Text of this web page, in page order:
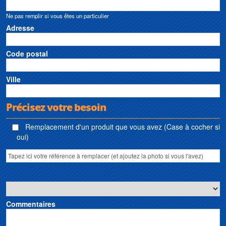
Ne pas remplir si vous êtes un particulier
Adresse
Code postal
Ville
Précisez votre besoin
Remplacement d'un produit que vous avez (Case à cocher si
oui)
Commentaires